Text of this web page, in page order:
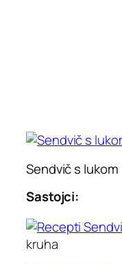
Sendvič s lukom
Sastojci:
kruha